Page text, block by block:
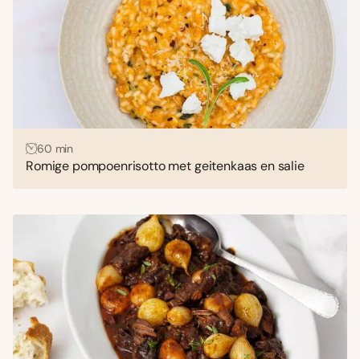
60 min
Romige pompoenrisotto met geitenkaas en salie